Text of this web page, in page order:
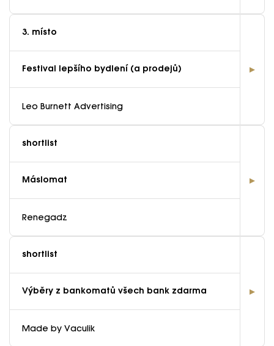
3. místo
Festival lepšího bydlení (a prodejů)
Leo Burnett Advertising
shortlist
Máslomat
Renegadz
shortlist
Výběry z bankomatů všech bank zdarma
Made by Vaculik